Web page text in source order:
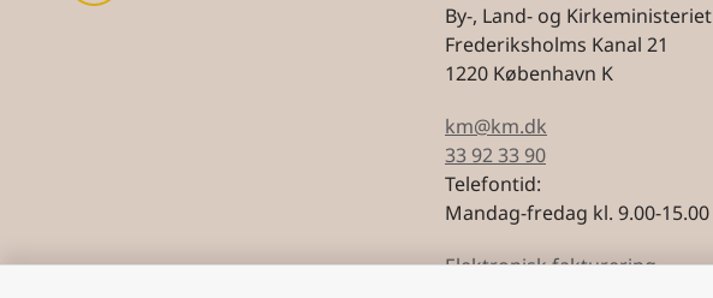
By-, Land- og Kirkeministeriet
Frederiksholms Kanal 21
1220 København K
km@km.dk
33 92 33 90
Telefontid:
Mandag-fredag kl. 9.00-15.00
Elektronisk fakturering